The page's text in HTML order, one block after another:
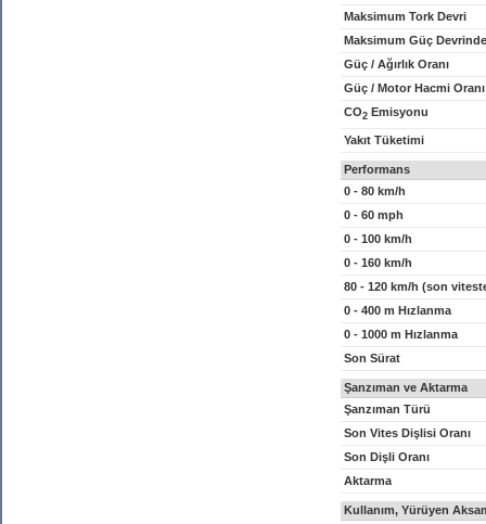
Maksimum Tork Devri
Maksimum Güç
Güç / Ağırlık Oranı
Güç / Motor Hacmi Oranı
CO2 Emisyonu
Yakıt Tüketimi
Performans
0 - 80 km/h
0 - 60 mph
0 - 100 km/h
0 - 160 km/h
80 - 120 km/h (son
0 - 400 m Hızlanma
0 - 1000 m Hızlanma
Son Sürat
Şanzıman ve Aktarma
Şanzıman Türü
Son Vites Dişlisi Oranı
Son Dişli Oranı
Aktarma
Kullanım, Yürüyen